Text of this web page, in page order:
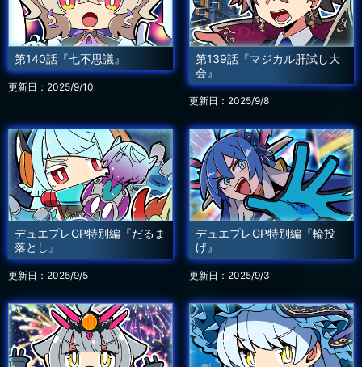
第140話『七不思議』
更新日：2025/9/10
第139話『マジカル肝試し大
会』
更新日：2025/9/8
デュエプレGP特別編『だるま
落とし』
更新日：2025/9/5
デュエプレGP特別編『輪投
げ』
更新日：2025/9/3